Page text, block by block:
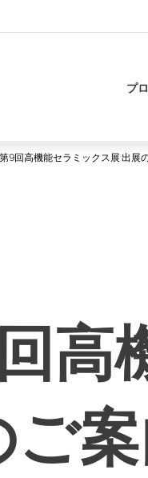
プ
第9回高機能セラミックス展 出展
高